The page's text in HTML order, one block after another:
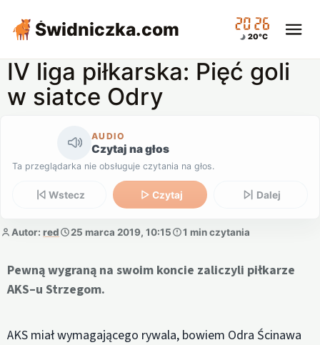
Świdniczka.com 20:26
20°C
IV liga piłkarska: Pięć goli
w siatce Odry
AUDIO
Czytaj na głos
Ta przeglądarka nie obsługuje czytania na głos.
Wstecz Czytaj Dalej
Autor: red 25 marca 2019, 10:15 1 min czytania
Pewną wygraną na swoim koncie zaliczyli piłkarze
AKS–u Strzegom.
AKS miał wymagającego rywala, bowiem Odra Ścinawa